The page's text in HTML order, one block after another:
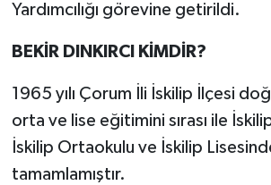
Yardımcılığı görevine getirildi.
BEKİR DINKIRCI KİMDİR?
1965 yılı Çorum İli İskilip İlçesi
orta ve lise eğitimini sırası ile
İskilip Ortaokulu ve İskilip
tamamlamıştır.